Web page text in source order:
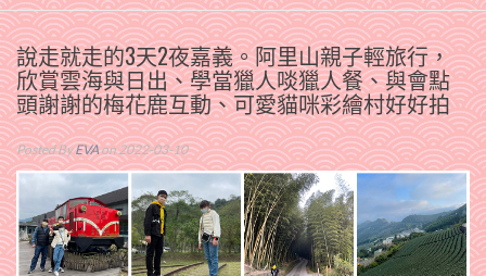
說走就走的3天2夜嘉義。阿里山親子輕旅行，
欣賞雲海與日出、學當獵人啖獵人餐、與會點
頭謝謝的梅花鹿互動、可愛貓咪彩繪村好好拍
Posted ByEVAon 2022-03-10